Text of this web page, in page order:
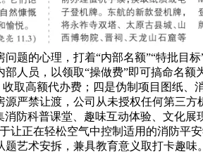
题的心理，打着“内部名额”“特批目
人员，以领取“操做费”即可搞命名
取高额代办费；四是伪制项目图纸
严禁让渡，公司从未授权任何第三
防科普课堂、趣味互动体验、文化
让正在轻松空气中控制适用的消防
艺术安拆，兼具教育意义取打卡趣